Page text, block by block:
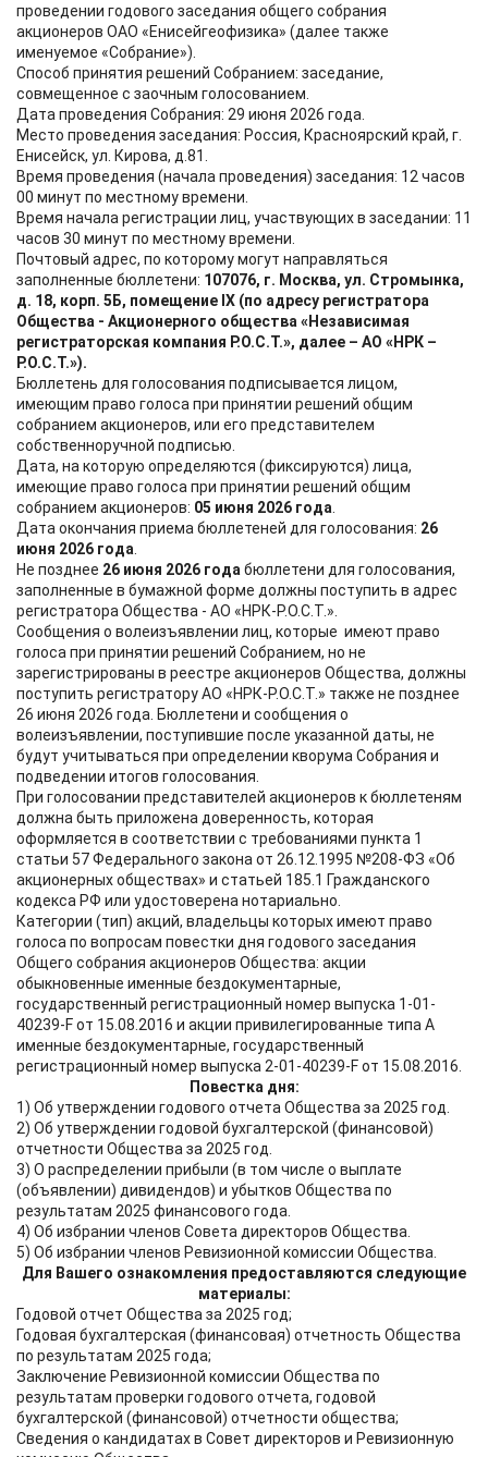
проведении годового заседания общего собрания
акционеров ОАО «Енисейгеофизика» (далее также
именуемое «Собрание»).
Способ принятия решений Собранием: заседание,
совмещенное с заочным голосованием.
Дата проведения Собрания: 29 июня 2026 года.
Место проведения заседания: Россия, Красноярский край, г.
Енисейск, ул. Кирова, д.81.
Время проведения (начала проведения) заседания: 12 часов
00 минут по местному времени.
Время начала регистрации лиц, участвующих в заседании: 11
часов 30 минут по местному времени.
Почтовый адрес, по которому могут направляться
заполненные бюллетени: 107076, г. Москва, ул. Стромынка,
д. 18, корп. 5Б, помещение IX (по адресу регистратора
Общества - Акционерного общества «Независимая
регистраторская компания Р.О.С.Т.», далее – АО «НРК –
Р.О.С.Т.»).
Бюллетень для голосования подписывается лицом,
имеющим право голоса при принятии решений общим
собранием акционеров, или его представителем
собственноручной подписью.
Дата, на которую определяются (фиксируются) лица,
имеющие право голоса при принятии решений общим
собранием акционеров: 05 июня 2026 года
Дата окончания приема бюллетеней для голосования: 26
июня 2026 года
Не позднее 26 июня 2026 года бюллетени для голосования,
заполненные в бумажной форме должны поступить в адрес
регистратора Общества - АО «НРК-Р.О.С.Т.».
Сообщения о волеизъявлении лиц, которые имеют право
голоса при принятии решений Собранием, но не
зарегистрированы в реестре акционеров Общества, должны
поступить регистратору АО «НРК-Р.О.С.Т.» также не позднее
26 июня 2026 года. Бюллетени и сообщения о
волеизъявлении, поступившие после указанной даты, не
будут учитываться при определении кворума Собрания и
подведении итогов голосования.
При голосовании представителей акционеров к бюллетеням
должна быть приложена доверенность, которая
оформляется в соответствии с требованиями пункта 1
статьи 57 Федерального закона от 26.12.1995 №208-ФЗ «Об
акционерных обществах» и статьей 185.1 Гражданского
кодекса РФ или удостоверена нотариально.
Категории (тип) акций, владельцы которых имеют право
голоса по вопросам повестки дня годового заседания
Общего собрания акционеров Общества: акции
обыкновенные именные бездокументарные,
государственный регистрационный номер выпуска 1-01-
40239-F от 15.08.2016 и акции привилегированные типа А
именные бездокументарные, государственный
регистрационный номер выпуска 2-01-40239-F от 15.08.2016.
Повестка дня:
1) Об утверждении годового отчета Общества за 2025 год.
2) Об утверждении годовой бухгалтерской (финансовой)
отчетности Общества за 2025 год.
3) О распределении прибыли (в том числе о выплате
(объявлении) дивидендов) и убытков Общества по
результатам 2025 финансового года.
4) Об избрании членов Совета директоров Общества.
5) Об избрании членов Ревизионной комиссии Общества.
Для Вашего ознакомления предоставляются следующие
материалы:
Годовой отчет Общества за 2025 год;
Годовая бухгалтерская (финансовая) отчетность Общества
по результатам 2025 года;
Заключение Ревизионной комиссии Общества по
результатам проверки годового отчета, годовой
бухгалтерской (финансовой) отчетности общества;
Сведения о кандидатах в Совет директоров и Ревизионную